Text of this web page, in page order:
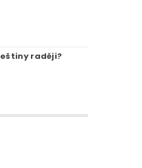
raději?